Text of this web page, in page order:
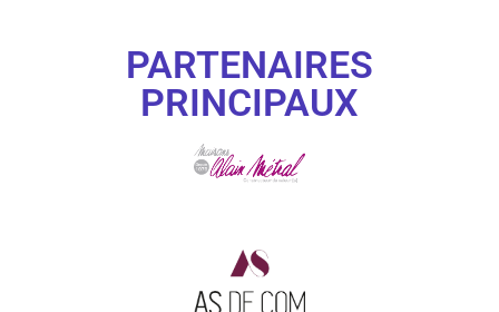
PARTENAIRES
PRINCIPAUX